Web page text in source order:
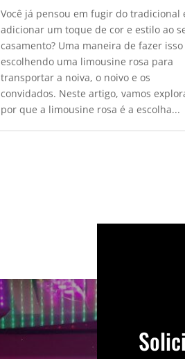
Você já pensou em fugir do tradicional
adicionar um toque de cor e estilo ao
casamento? Uma maneira de fazer isso
escolhendo uma limousine rosa para
transportar a noiva, o noivo e os
convidados. Neste artigo, vamos
por que a limousine rosa é a escolha...